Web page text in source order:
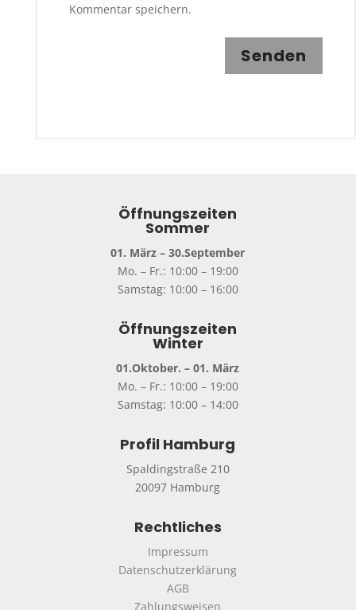
Kommentar speichern.
Senden
Öffnungszeiten
Sommer
01. März – 30.September
Mo. – Fr.: 10:00 – 19:00
Samstag: 10:00 – 16:00
Öffnungszeiten
Winter
01.Oktober. – 01. März
Mo. – Fr.: 10:00 – 19:00
Samstag: 10:00 – 14:00
Profil Hamburg
Spaldingstraße 210
20097 Hamburg
Rechtliches
Impressum
Datenschutzerklärung
AGB
Zahlungsweisen